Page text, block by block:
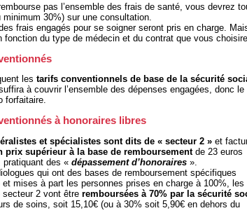
pas l’ensemble des frais de santé, vous devrez
30%) sur une consultation.
frais engagés pour se soigner seront pris en charge.
du type de médecin et du contrat que vous
les tarifs conventionnels de base de la sécurité
à couvrir l’ensemble des dépenses engagées, donc le
forfaitaire.
à honoraires libres
et spécialistes sont dits de « secteur 2 » et
prix supérieur à la base de remboursementde 23 euros
pratiquant des « dépassement d’honoraires ».
qui ont des bases de remboursement spécifiques
mises à part les personnes prises en charge à 100%, les
2 vont être remboursées à 70% par la sécurité
de soins, soit 15,10€ (ou à 30% soit 5,90€ en dehors du